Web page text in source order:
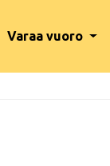
Varaa vuoro